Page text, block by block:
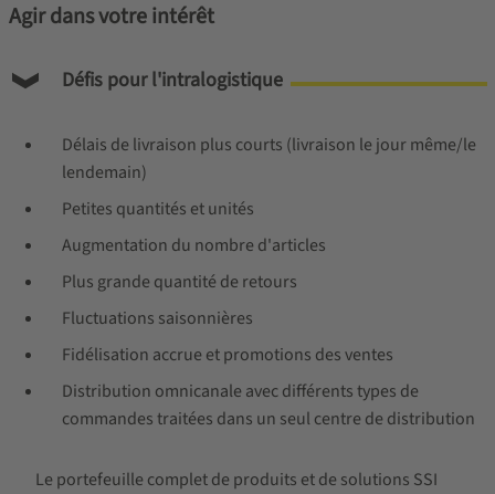
Agir dans votre intérêt
Défis pour l'intralogistique
Délais de livraison plus courts (livraison le jour même/le
lendemain)
Petites quantités et unités
Augmentation du nombre d'articles
Plus grande quantité de retours
Fluctuations saisonnières
Fidélisation accrue et promotions des ventes
Distribution omnicanale avec différents types de
commandes traitées dans un seul centre de distribution
Le portefeuille complet de produits et de solutions SSI